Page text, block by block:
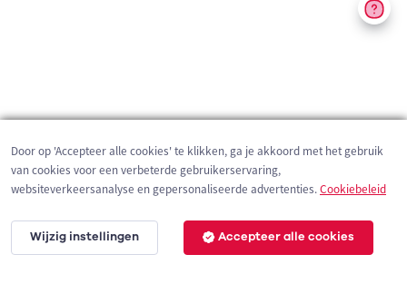
200 m
Door op 'Accepteer alle cookies' te klikken, ga je akkoord met het gebruik
van cookies voor een verbeterde gebruikerservaring,
websiteverkeersanalyse en gepersonaliseerde advertenties.Cookiebeleid
Wijzig instellingen Accepteer alle cookies